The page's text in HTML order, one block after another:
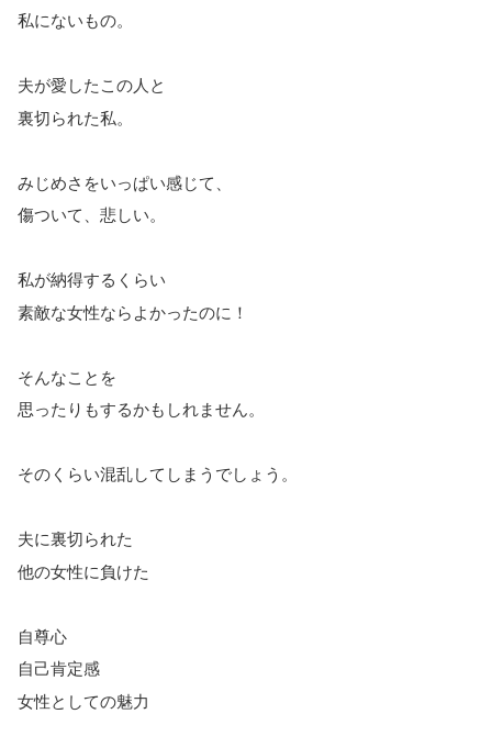
私にないもの。
夫が愛したこの人と
裏切られた私。
みじめさをいっぱい感じて、
傷ついて、悲しい。
私が納得するくらい
素敵な女性ならよかったのに！
そんなことを
思ったりもするかもしれません。
そのくらい混乱してしまうでしょう。
夫に裏切られた
他の女性に負けた
自尊心
自己肯定感
女性としての魅力